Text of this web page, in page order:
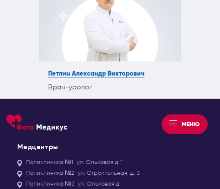
Петлин Александр Викторович
Врач-уролог
МЕНЮ
Медцентры
Поликлиника №1 ул. Ольховая д.11
Поликлиника №2 ул. Строительная, д. 3
Поликлиника №3 ул. Ольховая д.1